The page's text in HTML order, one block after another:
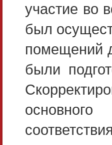
участие во
был
помещений
были